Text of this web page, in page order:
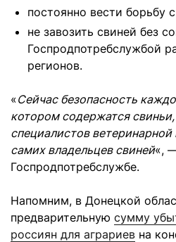
постоянно вести борьбу
не завозить свиней без
Госпродпотребслужбой
регионов.
«Сейчас безопасность
котором содержатся
специалистов
самих владельцев свиней«,
Госпродпотребслужбе.
Напомним, в Донецкой
предварительную сумму
россиян для аграриев на